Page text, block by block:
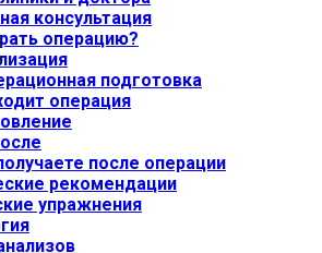
консультация
операцию?
подготовка
операция
после операции
рекомендации
упражнения